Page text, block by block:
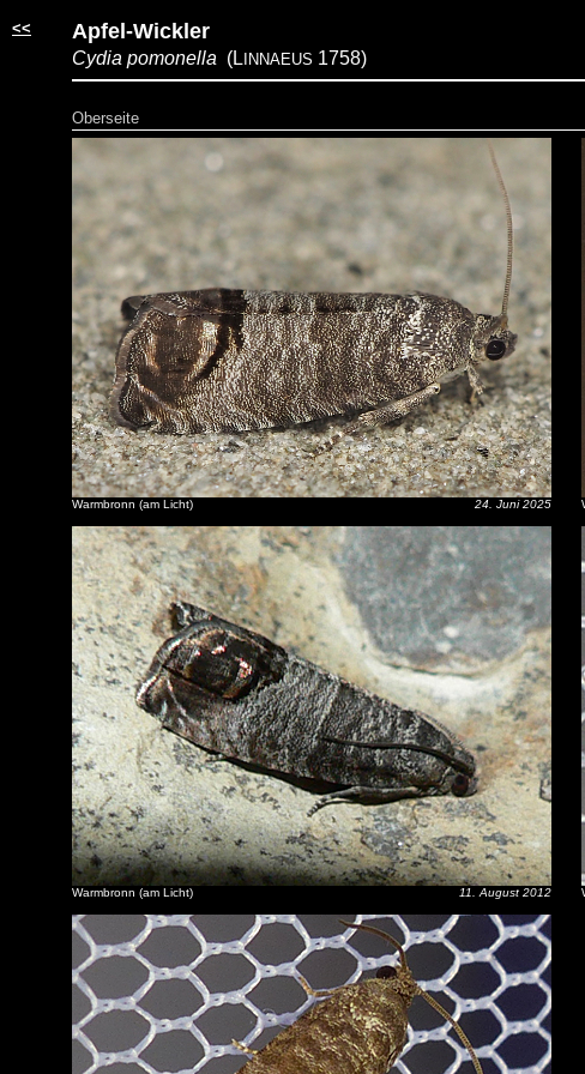
<< Apfel-Wickler
Cydia pomonella (L INNAEUS 1758)
Oberseite
Warmbronn (am Licht) 24. Juni 2025
Warmbronn (am Licht) 11. August 2012